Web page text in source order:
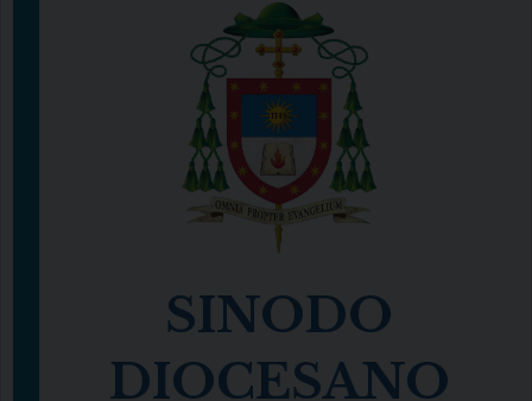
SINODO
DIOCESANO